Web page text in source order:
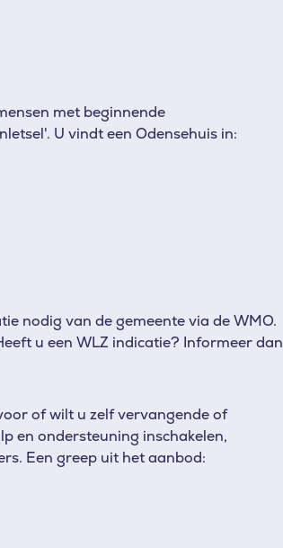
met beginnende
U vindt een Odensehuis in:
nodig van de gemeente via de WMO.
u een WLZ indicatie? Informeer dan
of wilt u zelf vervangende of
en ondersteuning inschakelen,
Een greep uit het aanbod: